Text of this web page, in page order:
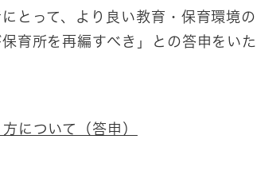
とって、より良い教育・保育環境の
育所を再編すべき」との答申をいた
について（答申）